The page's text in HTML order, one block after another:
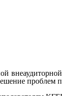
проблем